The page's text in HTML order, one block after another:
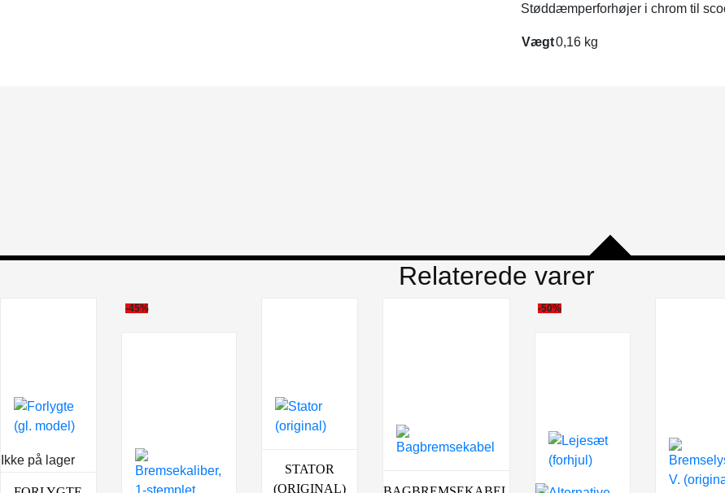
Støddæmperforhøjer i chrom til
Vægt0,16 kg
Relaterede varer
Ikke på lager
-45%
STATOR
(ORIGINAL)
-50%